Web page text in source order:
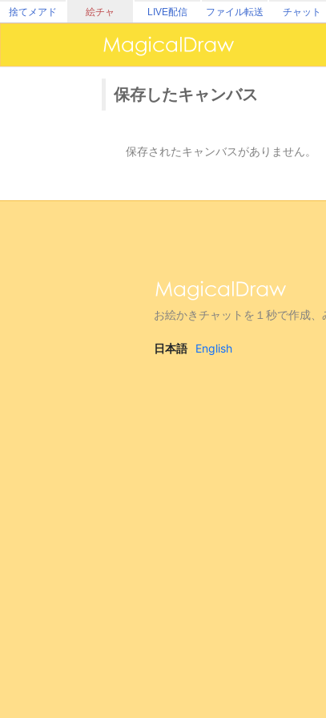
捨てメアド 絵チャ LIVE配信 ファイル転送 チャット
保存したキャンバス
保存されたキャンバスがありません。
お絵かきチャットを１秒で作成、
日本語 English